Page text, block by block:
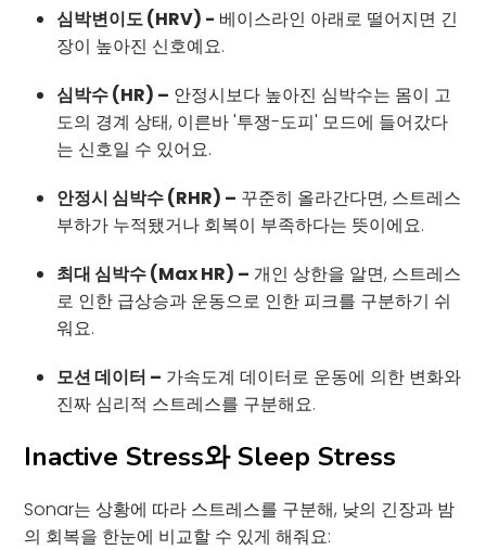
심박변이도 (HRV) - 베이스라인 아래로 떨어지면 긴
장이 높아진 신호예요.
심박수 (HR) – 안정시보다 높아진 심박수는 몸이 고
도의 경계 상태, 이른바 '투쟁-도피' 모드에 들어갔다
는 신호일 수 있어요.
안정시 심박수 (RHR) – 꾸준히 올라간다면, 스트레스
부하가 누적됐거나 회복이 부족하다는 뜻이에요.
최대 심박수 (Max HR) – 개인 상한을 알면, 스트레스
로 인한 급상승과 운동으로 인한 피크를 구분하기 쉬
워요.
모션 데이터 – 가속도계 데이터로 운동에 의한 변화와
진짜 심리적 스트레스를 구분해요.
Inactive Stress와 Sleep Stress
Sonar는 상황에 따라 스트레스를 구분해, 낮의 긴장과 밤
의 회복을 한눈에 비교할 수 있게 해줘요: